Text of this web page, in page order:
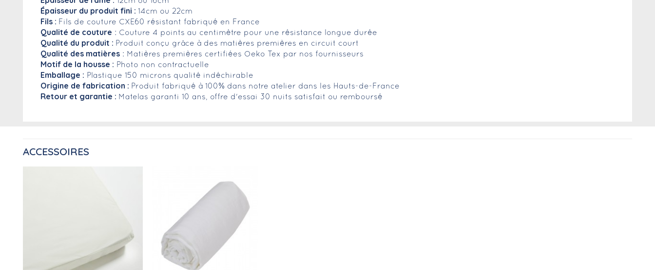
Épaisseur du produit fini : 14cm ou 22cm
Fils : Fils de couture CXE60 résistant fabriqué en France
Qualité de couture : Couture 4 points au centimètre pour une résistance longue durée
Qualité du produit : Produit conçu grâce à des matières premières en circuit court
Qualité des matières : Matières premières certifiées Oeko Tex par nos fournisseurs
Motif de la housse : Photo non contractuelle
Emballage : Plastique 150 microns qualité indéchirable
Origine de fabrication : Produit fabriqué à 100% dans notre atelier dans les Hauts-de-France
Retour et garantie : Matelas garanti 10 ans, offre d'essai 30 nuits satisfait ou remboursé
ACCESSOIRES